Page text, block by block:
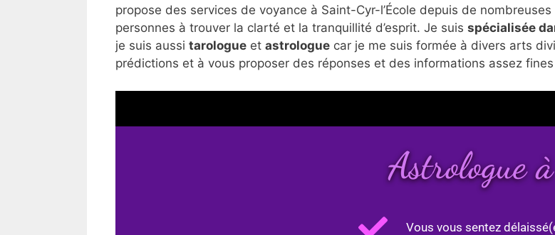
propose des services de voyance à Saint-Cyr-l’École depuis de
personnes à trouver la clarté et la tranquillité d’esprit. Je suis spécialisée
je suis aussi tarologue et astrologue car je me suis formée à divers arts
prédictions et à vous proposer des réponses et des informations assez
Astrologue
Vous vous sentez